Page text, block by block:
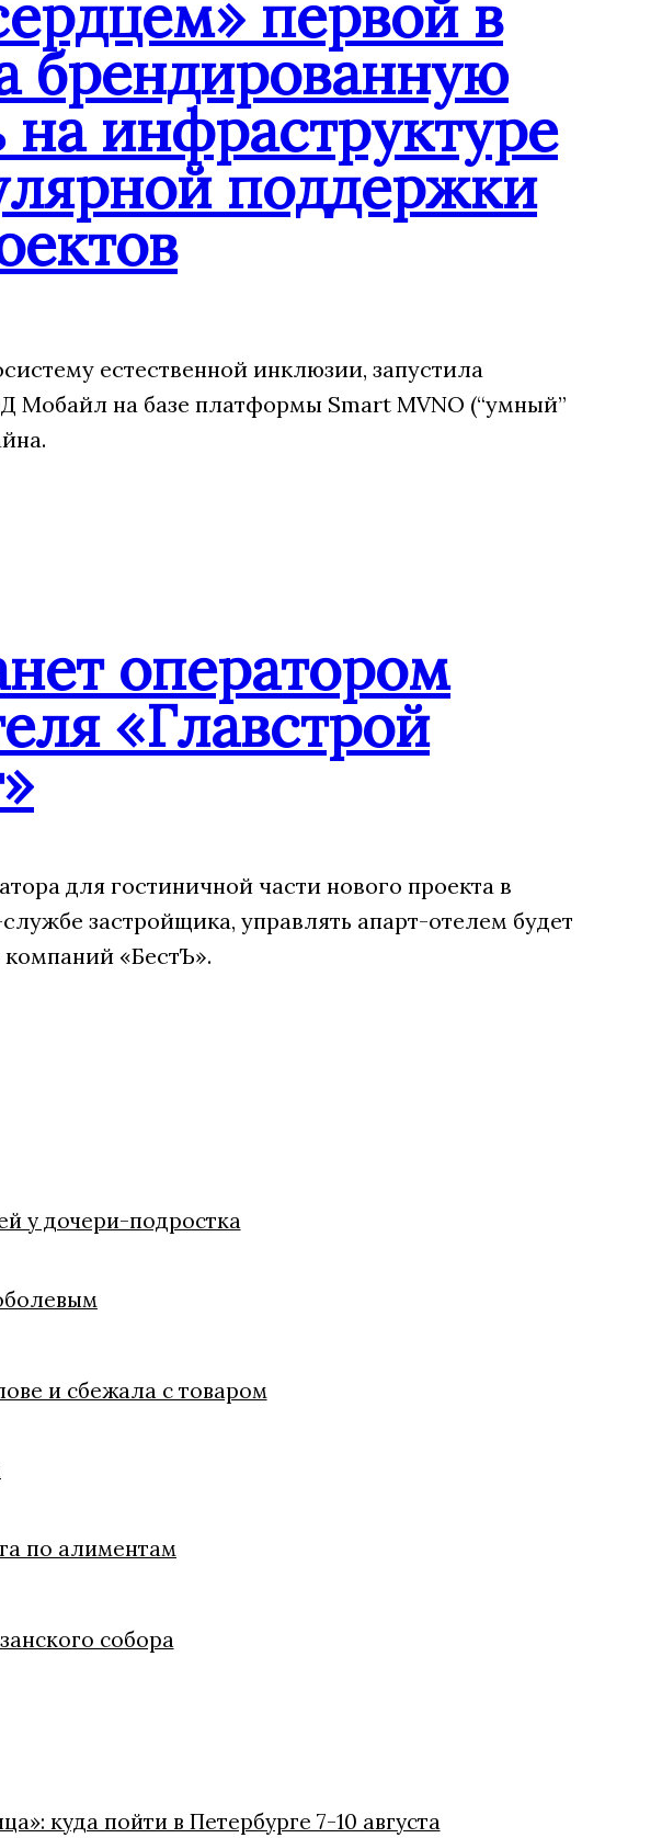
первой в
брендированную
инфраструктуре
поддержки
естественной инклюзии, запустила
на базе платформы Smart MVNO (“умный”
оператором
«Главстрой
для гостиничной части нового проекта в
застройщика, управлять апарт-отелем будет
«БестЪ».
у дочери-подростка
и сбежала с товаром
по алиментам
собора
куда пойти в Петербурге 7-10 августа